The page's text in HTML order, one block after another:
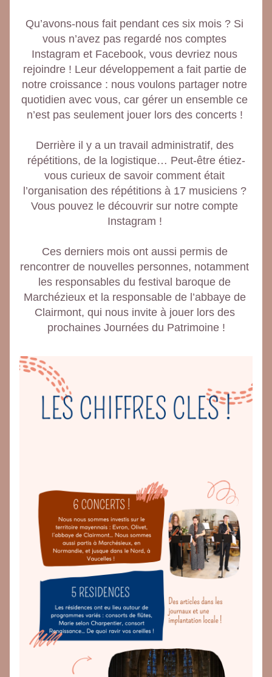
Qu’avons-nous fait pendant ces six mois ? Si
vous n’avez pas regardé nos comptes
Instagram et Facebook, vous devriez nous
rejoindre ! Leur développement a fait partie de
notre croissance : nous voulons partager notre
quotidien avec vous, car gérer un ensemble ce
n’est pas seulement jouer lors des concerts !
Derrière il y a un travail administratif, des
répétitions, de la logistique… Peut-être étiez-
vous curieux de savoir comment était
l’organisation des répétitions à 17 musiciens ?
Vous pouvez le découvrir sur notre compte
Instagram !
Ces derniers mois ont aussi permis de
rencontrer de nouvelles personnes, notamment
les responsables du festival baroque de
Marchézieux et la responsable de l’abbaye de
Clairmont, qui nous invite à jouer lors des
prochaines Journées du Patrimoine !